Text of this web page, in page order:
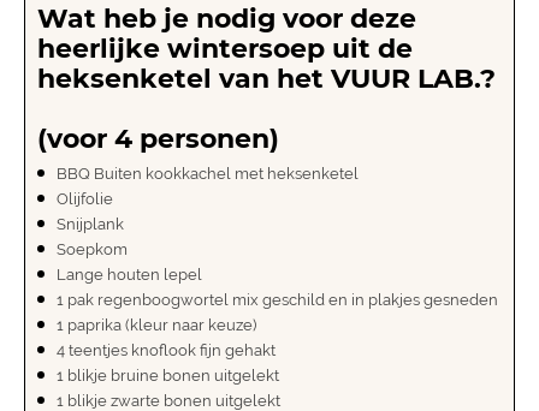
Wat heb je nodig voor deze
heerlijke wintersoep uit de
heksenketel van het VUUR LAB.?
(voor 4 personen)
BBQ Buiten kookkachel met heksenketel
Olijfolie
Snijplank
Soepkom
Lange houten lepel
1 pak regenboogwortel mix geschild en in plakjes gesneden
1 paprika (kleur naar keuze)
4 teentjes knoflook fijn gehakt
1 blikje bruine bonen uitgelekt
1 blikje zwarte bonen uitgelekt